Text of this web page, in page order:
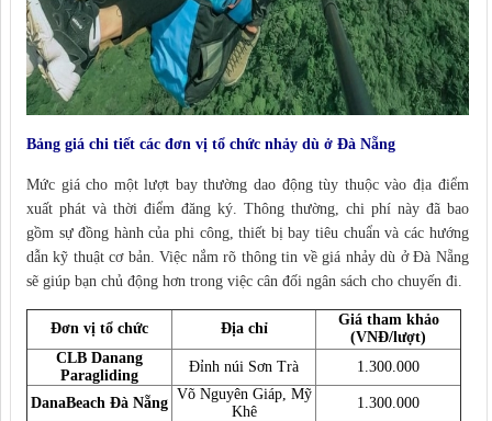
Bảng giá chi tiết các đơn vị tổ chức nhảy dù ở Đà Nẵng
Mức giá cho một lượt bay thường dao động tùy thuộc vào địa điểm
xuất phát và thời điểm đăng ký. Thông thường, chi phí này đã bao
gồm sự đồng hành của phi công, thiết bị bay tiêu chuẩn và các hướng
dẫn kỹ thuật cơ bản. Việc nắm rõ thông tin về giá nhảy dù ở Đà Nẵng
sẽ giúp bạn chủ động hơn trong việc cân đối ngân sách cho chuyến đi.
Đơn vị tổ chức Địa chỉ
Giá tham khảo
(VNĐ/lượt)
CLB Danang
Paragliding
Đỉnh núi Sơn Trà 1.300.000
DanaBeach Đà Nẵng
Võ Nguyên Giáp, Mỹ
Khê
1.300.000